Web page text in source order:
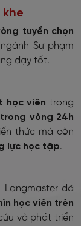
tuyển chọn
Sư phạm
dạy tốt.
học viên trong
vòng 24h
thức mà còn
lực học tập.
Langmaster đã
học viên trên
và phát triển